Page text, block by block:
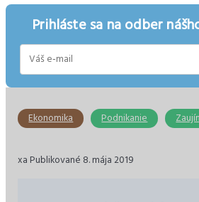
Prihláste sa na odber
Ekonomika Podnikanie
xa Publikované 8. mája 2019